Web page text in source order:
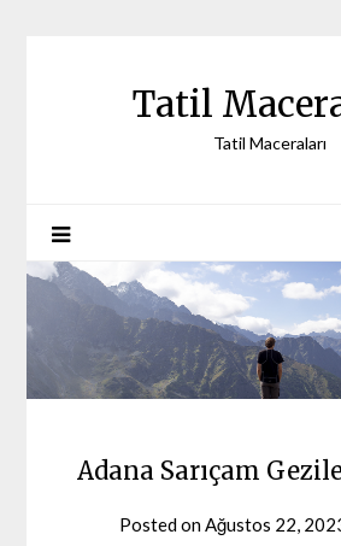
Tatil
Tatil Maceraları
Adana Sarıçam
Posted on Ağustos 22,